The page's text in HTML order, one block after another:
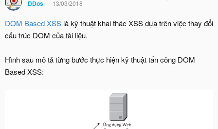
DDos 13/03/2018
DOM Based XSS là kỹ thuật khai thác XSS dựa trên việc thay đổi
cấu trúc DOM của tài liệu.
Hình sau mô tả từng bước thực hiện kỹ thuật tấn công DOM
Based XSS: